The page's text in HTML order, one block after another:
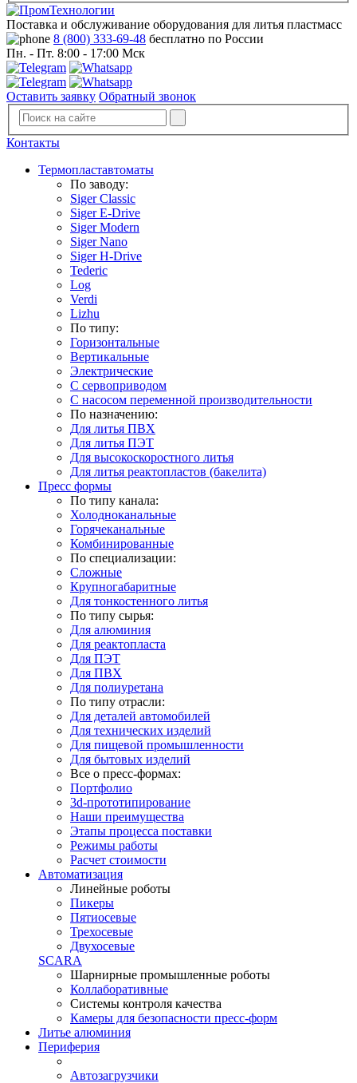
Поставка и обслуживание оборудования для литья пластмасс
8 (800) 333-69-48 бесплатно по России
Пн. - Пт. 8:00 - 17:00 Мск
Оставить заявку Обратный звонок
Контакты
Термопластавтоматы
По заводу:
Siger Classic
Siger E-Drive
Siger Modern
Siger Nano
Siger H-Drive
Tederic
Log
Verdi
Lizhu
По типу:
Горизонтальные
Вертикальные
Электрические
С сервоприводом
С насосом переменной производительности
По назначению:
Для литья ПВХ
Для литья ПЭТ
Для высокоскоростного литья
Для литья реактопластов (бакелита)
Пресс формы
По типу канала:
Холодноканальные
Горячеканальные
Комбинированные
По специализации:
Сложные
Крупногабаритные
Для тонкостенного литья
По типу сырья:
Для алюминия
Для реактопласта
Для ПЭТ
Для ПВХ
Для полиуретана
По типу отрасли:
Для деталей автомобилей
Для технических изделий
Для пищевой промышленности
Для бытовых изделий
Все о пресс-формах:
Портфолио
3d-прототипирование
Наши преимущества
Этапы процесса поставки
Режимы работы
Расчет стоимости
Автоматизация
Линейные роботы
Пикеры
Пятиосевые
Трехосевые
Двухосевые
SCARA
Шарнирные промышленные роботы
Коллаборативные
Системы контроля качества
Камеры для безопасности пресс-форм
Литье алюминия
Периферия
Автозагрузчики